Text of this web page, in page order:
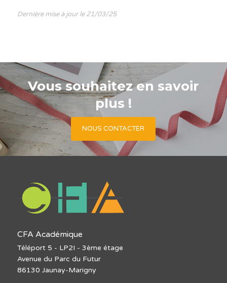
Dernière mise à jour le 21/03/25
Vous souhaitez en savoir
plus !
NOUS CONTACTER
CFA Académique
Téléport 5 - LP2I - 3ème étage
Avenue du Parc du Futur
86130 Jaunay-Marigny